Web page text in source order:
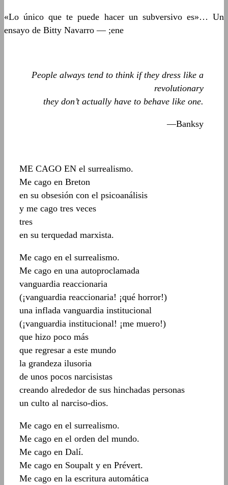
«Lo único que te puede hacer un subversivo es»… Un
ensayo de Bitty Navarro — ;ene
People always tend to think if they dress like a
revolutionary
they don’t actually have to behave like one.
—Banksy
ME CAGO EN el surrealismo.
Me cago en Breton
en su obsesión con el psicoanálisis
y me cago tres veces
tres
en su terquedad marxista.
Me cago en el surrealismo.
Me cago en una autoproclamada
vanguardia reaccionaria
(¡vanguardia reaccionaria! ¡qué horror!)
una inflada vanguardia institucional
(¡vanguardia institucional! ¡me muero!)
que hizo poco más
que regresar a este mundo
la grandeza ilusoria
de unos pocos narcisistas
creando alrededor de sus hinchadas personas
un culto al narciso-dios.
Me cago en el surrealismo.
Me cago en el orden del mundo.
Me cago en Dalí.
Me cago en Soupalt y en Prévert.
Me cago en la escritura automática